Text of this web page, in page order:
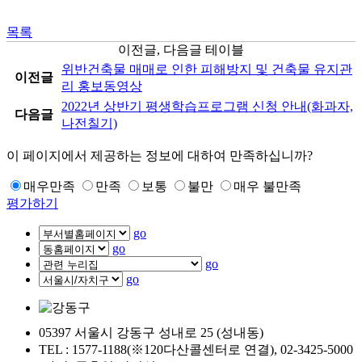
목록
이전글, 다음글 테이블
이전글
위반건축물 매매로 인한 피해방지 및 건축물 유지관
리 홍보동영상
다음글
2022년 상반기 평생학습프로그램 신청 안내(화과자,
나전칠기)
이 페이지에서 제공하는 정보에 대하여 만족하십니까?
매우만족 만족 보통 불만
매우 불만족
평가하기
go
go
go
go
05397 서울시 강동구 성내로 25 (성내동)
TEL : 1577-1188(※120다산콜센터로 연결), 02-3425-5000